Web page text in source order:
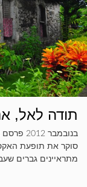
תודה לאל,
סוקר את תופעת
מתראיינים גברים